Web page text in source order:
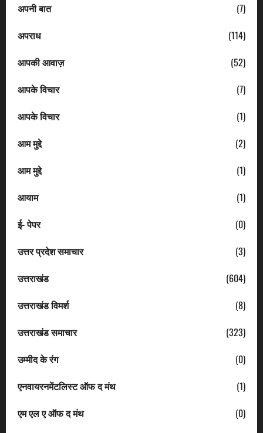
अपनी बात
(7)
अपराध
(114)
आपकी आवाज़
(52)
आपके विचार
(7)
आपके विचार
(1)
आम मुद्दे
(2)
आम मुद्दे
(1)
आयाम
(1)
ई- पेपर
(0)
उत्तर प्रदेश समाचार
(3)
उत्तराखंड
(604)
उत्तराखंड विमर्श
(8)
उत्तराखंड समाचार
(323)
उम्मीद के रंग
(0)
एनवायरनमेंटलिस्ट ऑफ द मंथ
(1)
एम एल ए ऑफ द मंथ
(0)